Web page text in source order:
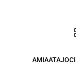
AMIAATAJO